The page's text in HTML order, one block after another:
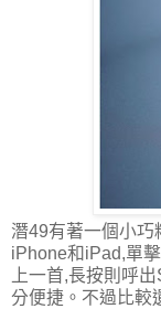
潛49有著一個小巧
iPhone和iPad,單
上一首,長按則呼
分便捷。不過比較